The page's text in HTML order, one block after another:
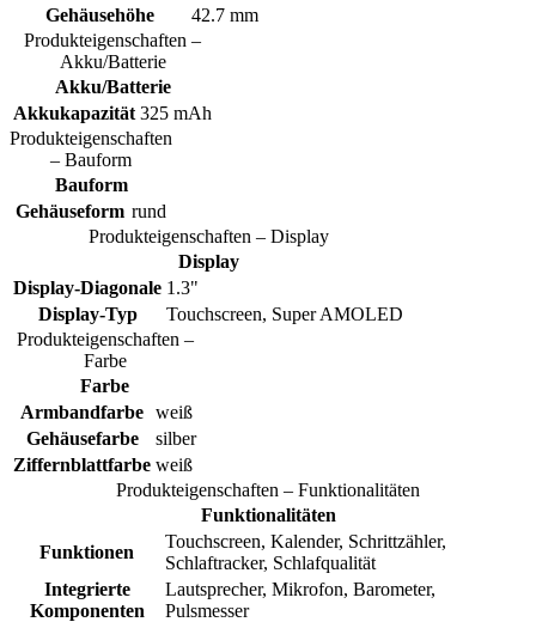
Gehäusehöhe
42.7 mm
Produkteigenschaften –
Akku/Batterie
Akku/Batterie
Akkukapazität 325 mAh
Produkteigenschaften
– Bauform
Bauform
Gehäuseform rund
Produkteigenschaften – Display
Display
Display-Diagonale 1.3"
Display-Typ
Touchscreen, Super AMOLED
Produkteigenschaften –
Farbe
Farbe
Armbandfarbe weiß
Gehäusefarbe
silber
Ziffernblattfarbe weiß
Produkteigenschaften – Funktionalitäten
Funktionalitäten
Funktionen
Touchscreen, Kalender, Schrittzähler,
Schlaftracker, Schlafqualität
Integrierte
Komponenten
Lautsprecher, Mikrofon, Barometer,
Pulsmesser